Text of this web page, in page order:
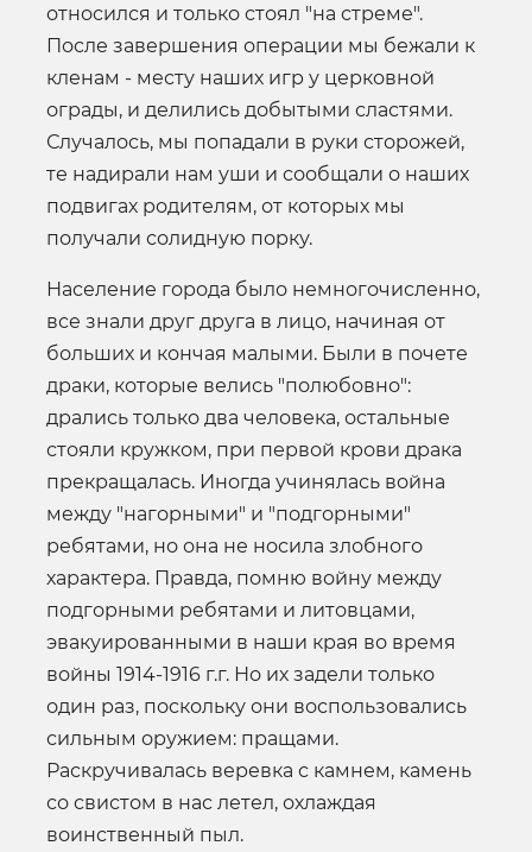
относился и только стоял "на стреме".
После завершения операции мы бежали к
кленам - месту наших игр у церковной
ограды, и делились добытыми сластями.
Случалось, мы попадали в руки сторожей,
те надирали нам уши и сообщали о наших
подвигах родителям, от которых мы
получали солидную порку.
Население города было немногочисленно,
все знали друг друга в лицо, начиная от
больших и кончая малыми. Были в почете
драки, которые велись "полюбовно":
дрались только два человека, остальные
стояли кружком, при первой крови драка
прекращалась. Иногда учинялась война
между "нагорными" и "подгорными"
ребятами, но она не носила злобного
характера. Правда, помню войну между
подгорными ребятами и литовцами,
эвакуированными в наши края во время
войны 1914-1916 г.г. Но их задели только
один раз, поскольку они воспользовались
сильным оружием: пращами.
Раскручивалась веревка с камнем, камень
со свистом в нас летел, охлаждая
воинственный пыл.